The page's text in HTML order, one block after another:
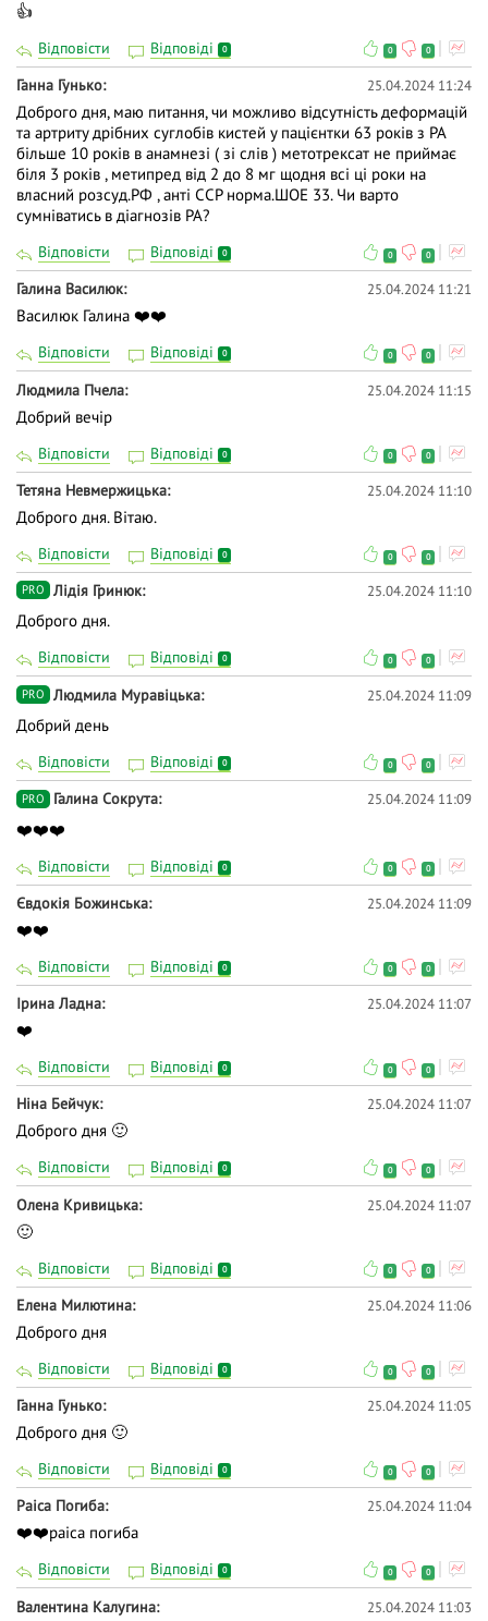
👍
Відповісти Відповіді 0 0 0
Ганна Гунько 25.04.2024 11:24
Доброго дня, маю питання, чи можливо відсутність деформацій
та артриту дрібних суглобів кистей у пацієнтки 63 років з РА
більше 10 років в анамнезі ( зі слів ) метотрексат не приймає
біля 3 років , метипред від 2 до 8 мг щодня всі ці роки на
власний розсуд.РФ , анті CCP норма.ШОЕ 33. Чи варто
сумніватись в діагнозів РА?
Відповісти Відповіді 0 0 0
Галина Василюк 25.04.2024 11:21
Василюк Галина ❤️❤️
Відповісти Відповіді 0 0 0
Людмила Пчела 25.04.2024 11:15
Добрий вечір
Відповісти Відповіді 0 0 0
Тетяна Невмержицька 25.04.2024 11:10
Доброго дня. Вітаю.
Відповісти Відповіді 0 0 0
PRO Лідія Гринюк 25.04.2024 11:10
Доброго дня.
Відповісти Відповіді 0 0 0
PRO Людмила Муравіцька 25.04.2024 11:09
Добрий день
Відповісти Відповіді 0 0 0
PRO Галина Сокрута 25.04.2024 11:09
❤️❤️❤️
Відповісти Відповіді 0 0 0
Євдокія Божинська 25.04.2024 11:09
❤️❤️
Відповісти Відповіді 0 0 0
Iрина Ладна 25.04.2024 11:07
❤️
Відповісти Відповіді 0 0 0
Ніна Бейчук 25.04.2024 11:07
Доброго дня 🙂
Відповісти Відповіді 0 0 0
Олена Кривицька 25.04.2024 11:07
🙂
Відповісти Відповіді 0 0 0
Елена Милютина 25.04.2024 11:06
Доброго дня
Відповісти Відповіді 0 0 0
Ганна Гунько 25.04.2024 11:05
Доброго дня 🙂
Відповісти Відповіді 0 0 0
Раіса Погиба 25.04.2024 11:04
❤️❤️раіса погиба
Відповісти Відповіді 0 0 0
Валентина Калугина 25.04.2024 11:03